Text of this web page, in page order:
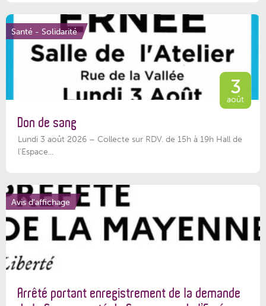
Santé - Solidarité
3
août
Don de sang
Lundi 3 août 2026 – Collecte sur RDV. de 15h à 19h Hall de
l'Espace...
Avis d'affichage
Arrêté portant enregistrement de la demande